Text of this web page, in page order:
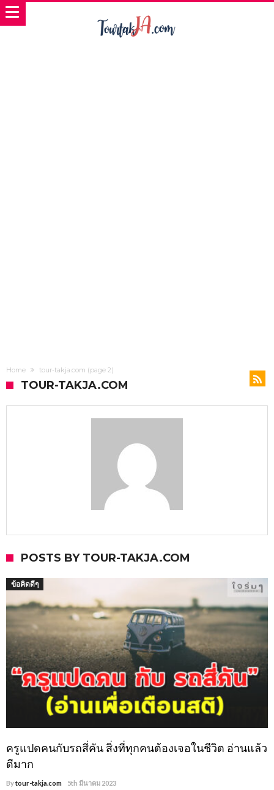
Home tour-takja.com (page 2)
TOUR-TAKJA.COM
POSTS BY TOUR-TAKJA.COM
ข้อคิดดีๆ
ครูแปดคนกับรถสี่คัน สิ่งที่ทุกคนต้องเจอในชีวิต อ่านแล้ว
ดีมาก
Bytour-takja.com 5th มีนาคม 2023